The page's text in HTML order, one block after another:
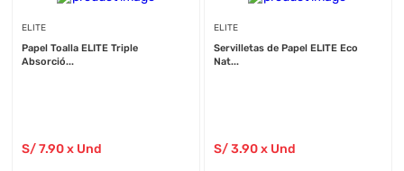
ELITE
Papel Toalla ELITE Triple
Absorció...
S/7.90 x Und
ELITE
Servilletas de Papel ELITE Eco
Nat...
S/3.90x Und